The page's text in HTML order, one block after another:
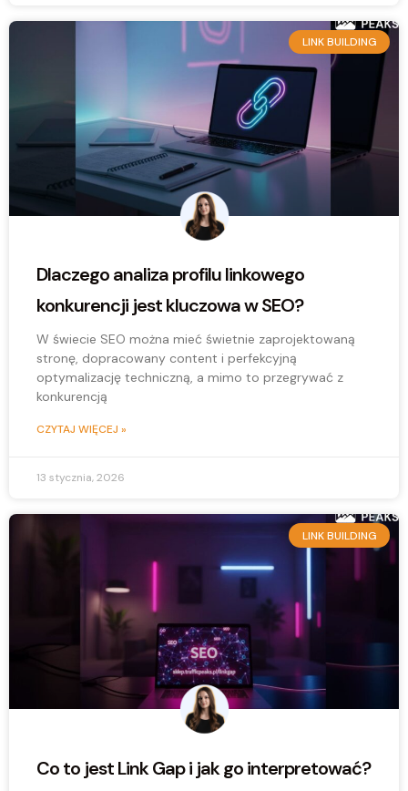
LINK BUILDING
Dlaczego analiza profilu linkowego
konkurencji jest kluczowa w SEO?
W świecie SEO można mieć świetnie zaprojektowaną
stronę, dopracowany content i perfekcyjną
optymalizację techniczną, a mimo to przegrywać z
konkurencją
CZYTAJ WIĘCEJ »
13 stycznia, 2026
LINK BUILDING
Co to jest Link Gap i jak go interpretować?